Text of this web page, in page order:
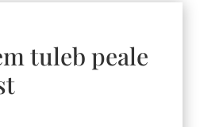
tuleb peale